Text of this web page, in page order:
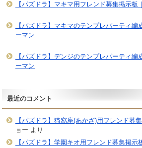
【パズドラ】マキマ用フレンド募集掲示
【パズドラ】マキマのテンプレパーティ編
ーマン
【パズドラ】デンジのテンプレパーティ編
ーマン
最近のコメント
【パズドラ】猗窩座(あかざ)用フレンド募
ョー より
【パズドラ】学園キオ用フレンド募集掲示